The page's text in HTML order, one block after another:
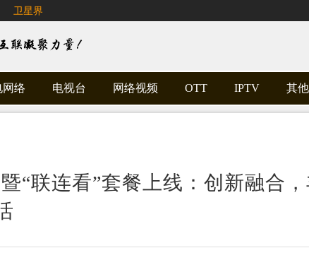
卫星界
网络 电视台 网络视频 OTT IPTV 其
“联连看”套餐上线：创新融合